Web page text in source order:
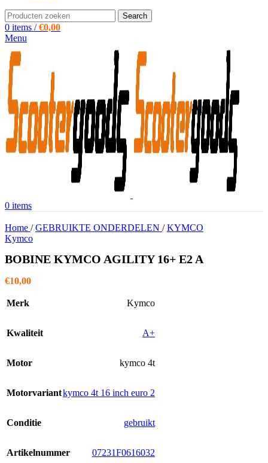
Search
0 items / €0,00
Menu
0 items
Home / GEBRUIKTE ONDERDELEN / KYMCO
Kymco
BOBINE KYMCO AGILITY 16+ E2 A
€10,00
Merk Kymco
Kwaliteit A+
Motor kymco 4t
Motorvariantkymco 4t 16 inch euro 2
Conditie gebruikt
Artikelnummer 07231F0616032